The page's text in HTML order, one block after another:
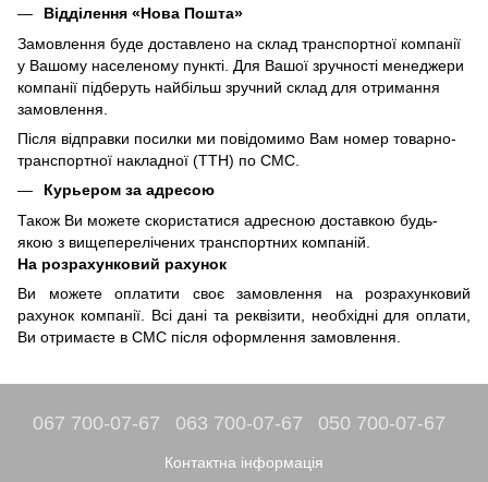
Відділення «Нова Пошта»
Замовлення буде доставлено на склад транспортної компанії
у Вашому населеному пункті. Для Вашої зручності менеджери
компанії підберуть найбільш зручний склад для отримання
замовлення.
Після відправки посилки ми повідомимо Вам номер товарно-
транспортної накладної (ТТН) по СМС.
Курьером за адресою
Також Ви можете скористатися адресною доставкою будь-
якою з вищеперелічених транспортних компаній.
На розрахунковий рахунок
Ви можете оплатити своє замовлення на розрахунковий
рахунок компанії. Всі дані та реквізити, необхідні для оплати,
Ви отримаєте в СМС після оформлення замовлення.
067 700-07-67 063 700-07-67 050 700-07-67
Контактна інформація